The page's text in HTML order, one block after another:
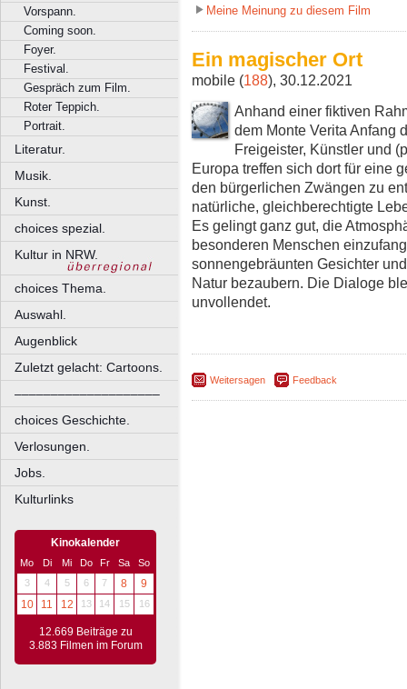
Vorspann.
Coming soon.
Foyer.
Festival.
Gespräch zum Film.
Roter Teppich.
Portrait.
Literatur.
Musik.
Kunst.
choices spezial.
Kultur in NRW.
choices Thema.
Auswahl.
Augenblick
Zuletzt gelacht: Cartoons.
––––––––––––––––––––
choices Geschichte.
Verlosungen.
Jobs.
Kulturlinks
Kinokalender
Mo Di Mi Do Fr Sa
So
3
4 5 6 7 8
9
10
11 12 13 14 15 16
12.669 Beiträge zu
3.883 Filmen im Forum
Meine Meinung zu diesem Film
Ein magischer Ort
mobile (188), 30.12.2021
Anhand einer fiktiven
dem Monte Verita Anfang
Freigeister, Künstler und
Europa treffen sich dort für eine
den bürgerlichen Zwängen zu
natürliche, gleichberechtigte
Es gelingt ganz gut, die
besonderen Menschen
sonnengebräunten Gesichter
Natur bezaubern. Die Dialoge
unvollendet.
Weitersagen Feedback